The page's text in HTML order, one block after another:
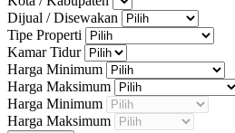
Dijual / Disewakan
Tipe Properti
Kamar Tidur
Harga Minimum
Harga Maksimum
Harga Minimum
Harga Maksimum